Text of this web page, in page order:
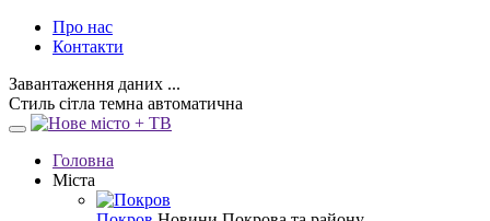
Про нас
Контакти
Завантаження даних ...
Стиль сітла темна автоматична
Головна
Міста